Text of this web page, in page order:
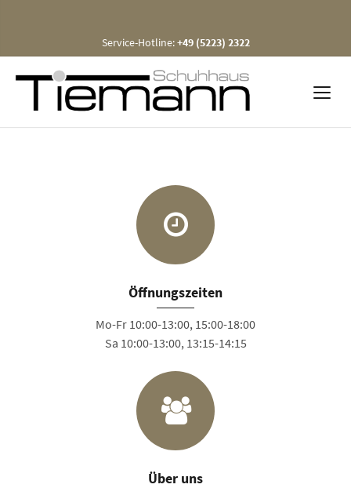
Service-Hotline:+49 (5223) 2322
Öffnungszeiten
Mo-Fr 10:00-13:00, 15:00-18:00
Sa 10:00-13:00, 13:15-14:15
Über uns